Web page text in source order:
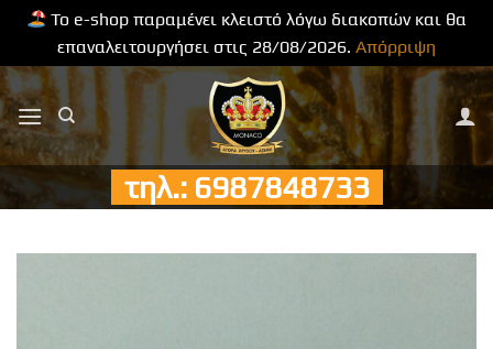
Το e-shop παραμένει κλειστό λόγω διακοπών και θα
επαναλειτουργήσει στις 28/08/2026. Απόρριψη
Μετάβαση
στο
περιεχόμενο
τηλ.: 6987848733